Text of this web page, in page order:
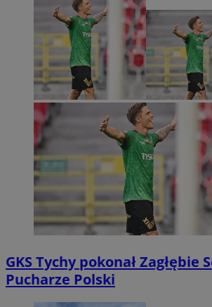
GKS Tychy pokonał Zagłębie
Pucharze Polski